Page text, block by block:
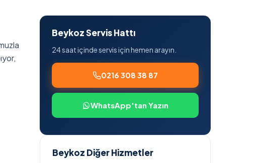
Beykoz Servis Hattı
24 saat içinde servis için hemen arayın.
0216 308 38 87
WhatsApp'tan Yazın
Beykoz Diğer Hizmetler